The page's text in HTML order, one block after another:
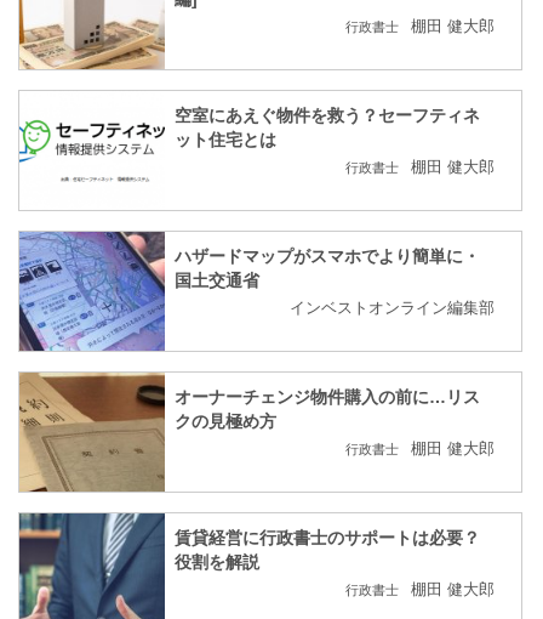
行政書士 棚田 健大郎
空室にあえぐ物件を救う？セーフティネ
ット住宅とは
行政書士 棚田 健大郎
ハザードマップがスマホでより簡単に・
国土交通省
インベストオンライン編集部
オーナーチェンジ物件購入の前に…リス
クの見極め方
行政書士 棚田 健大郎
賃貸経営に行政書士のサポートは必要？
役割を解説
行政書士 棚田 健大郎